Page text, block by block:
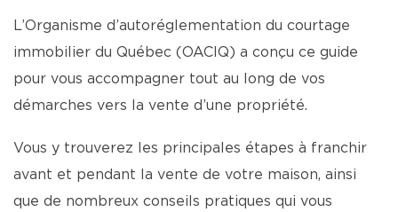
L’Organisme d’autoréglementation du courtage
immobilier du Québec (OACIQ) a conçu ce guide
pour vous accompagner tout au long de vos
démarches vers la vente d’une propriété.
Vous y trouverez les principales étapes à franchir
avant et pendant la vente de votre maison, ainsi
que de nombreux conseils pratiques qui vous